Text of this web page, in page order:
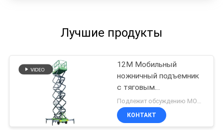
Лучшие продукты
12M Мобильный
ножничный подъемник
с тяговым
устройством
Подлежит обсуждению MOQ:1 комплект
КОНТАКТ